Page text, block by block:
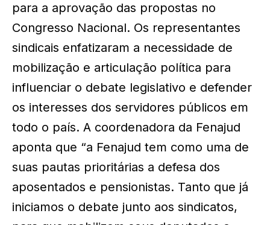
para a aprovação das propostas no
Congresso Nacional. Os representantes
sindicais enfatizaram a necessidade de
mobilização e articulação política para
influenciar o debate legislativo e defender
os interesses dos servidores públicos em
todo o país. A coordenadora da Fenajud
aponta que “a Fenajud tem como uma de
suas pautas prioritárias a defesa dos
aposentados e pensionistas. Tanto que já
iniciamos o debate junto aos sindicatos,